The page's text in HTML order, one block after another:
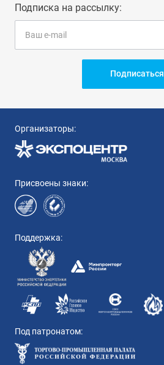
Подписка на рассылку:
Подписаться
Организаторы:
Присвоены знаки:
Поддержка:
Под патронатом: